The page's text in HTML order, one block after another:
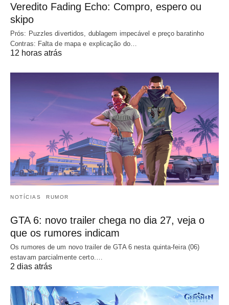
Veredito Fading Echo: Compro, espero ou
skipo
Prós: Puzzles divertidos, dublagem impecável e preço baratinho
Contras: Falta de mapa e explicação do…
12 horas atrás
NOTÍCIAS RUMOR
GTA 6: novo trailer chega no dia 27, veja o
que os rumores indicam
Os rumores de um novo trailer de GTA 6 nesta quinta-feira (06)
estavam parcialmente certo.…
2 dias atrás